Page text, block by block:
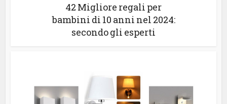
42 Migliore regali per
bambini di 10 anni nel 2024:
secondo gli esperti